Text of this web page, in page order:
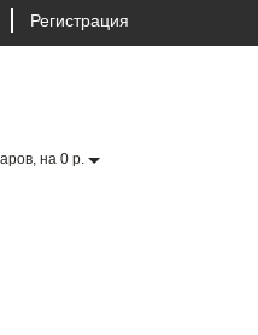
Регистрация
на 0 р.